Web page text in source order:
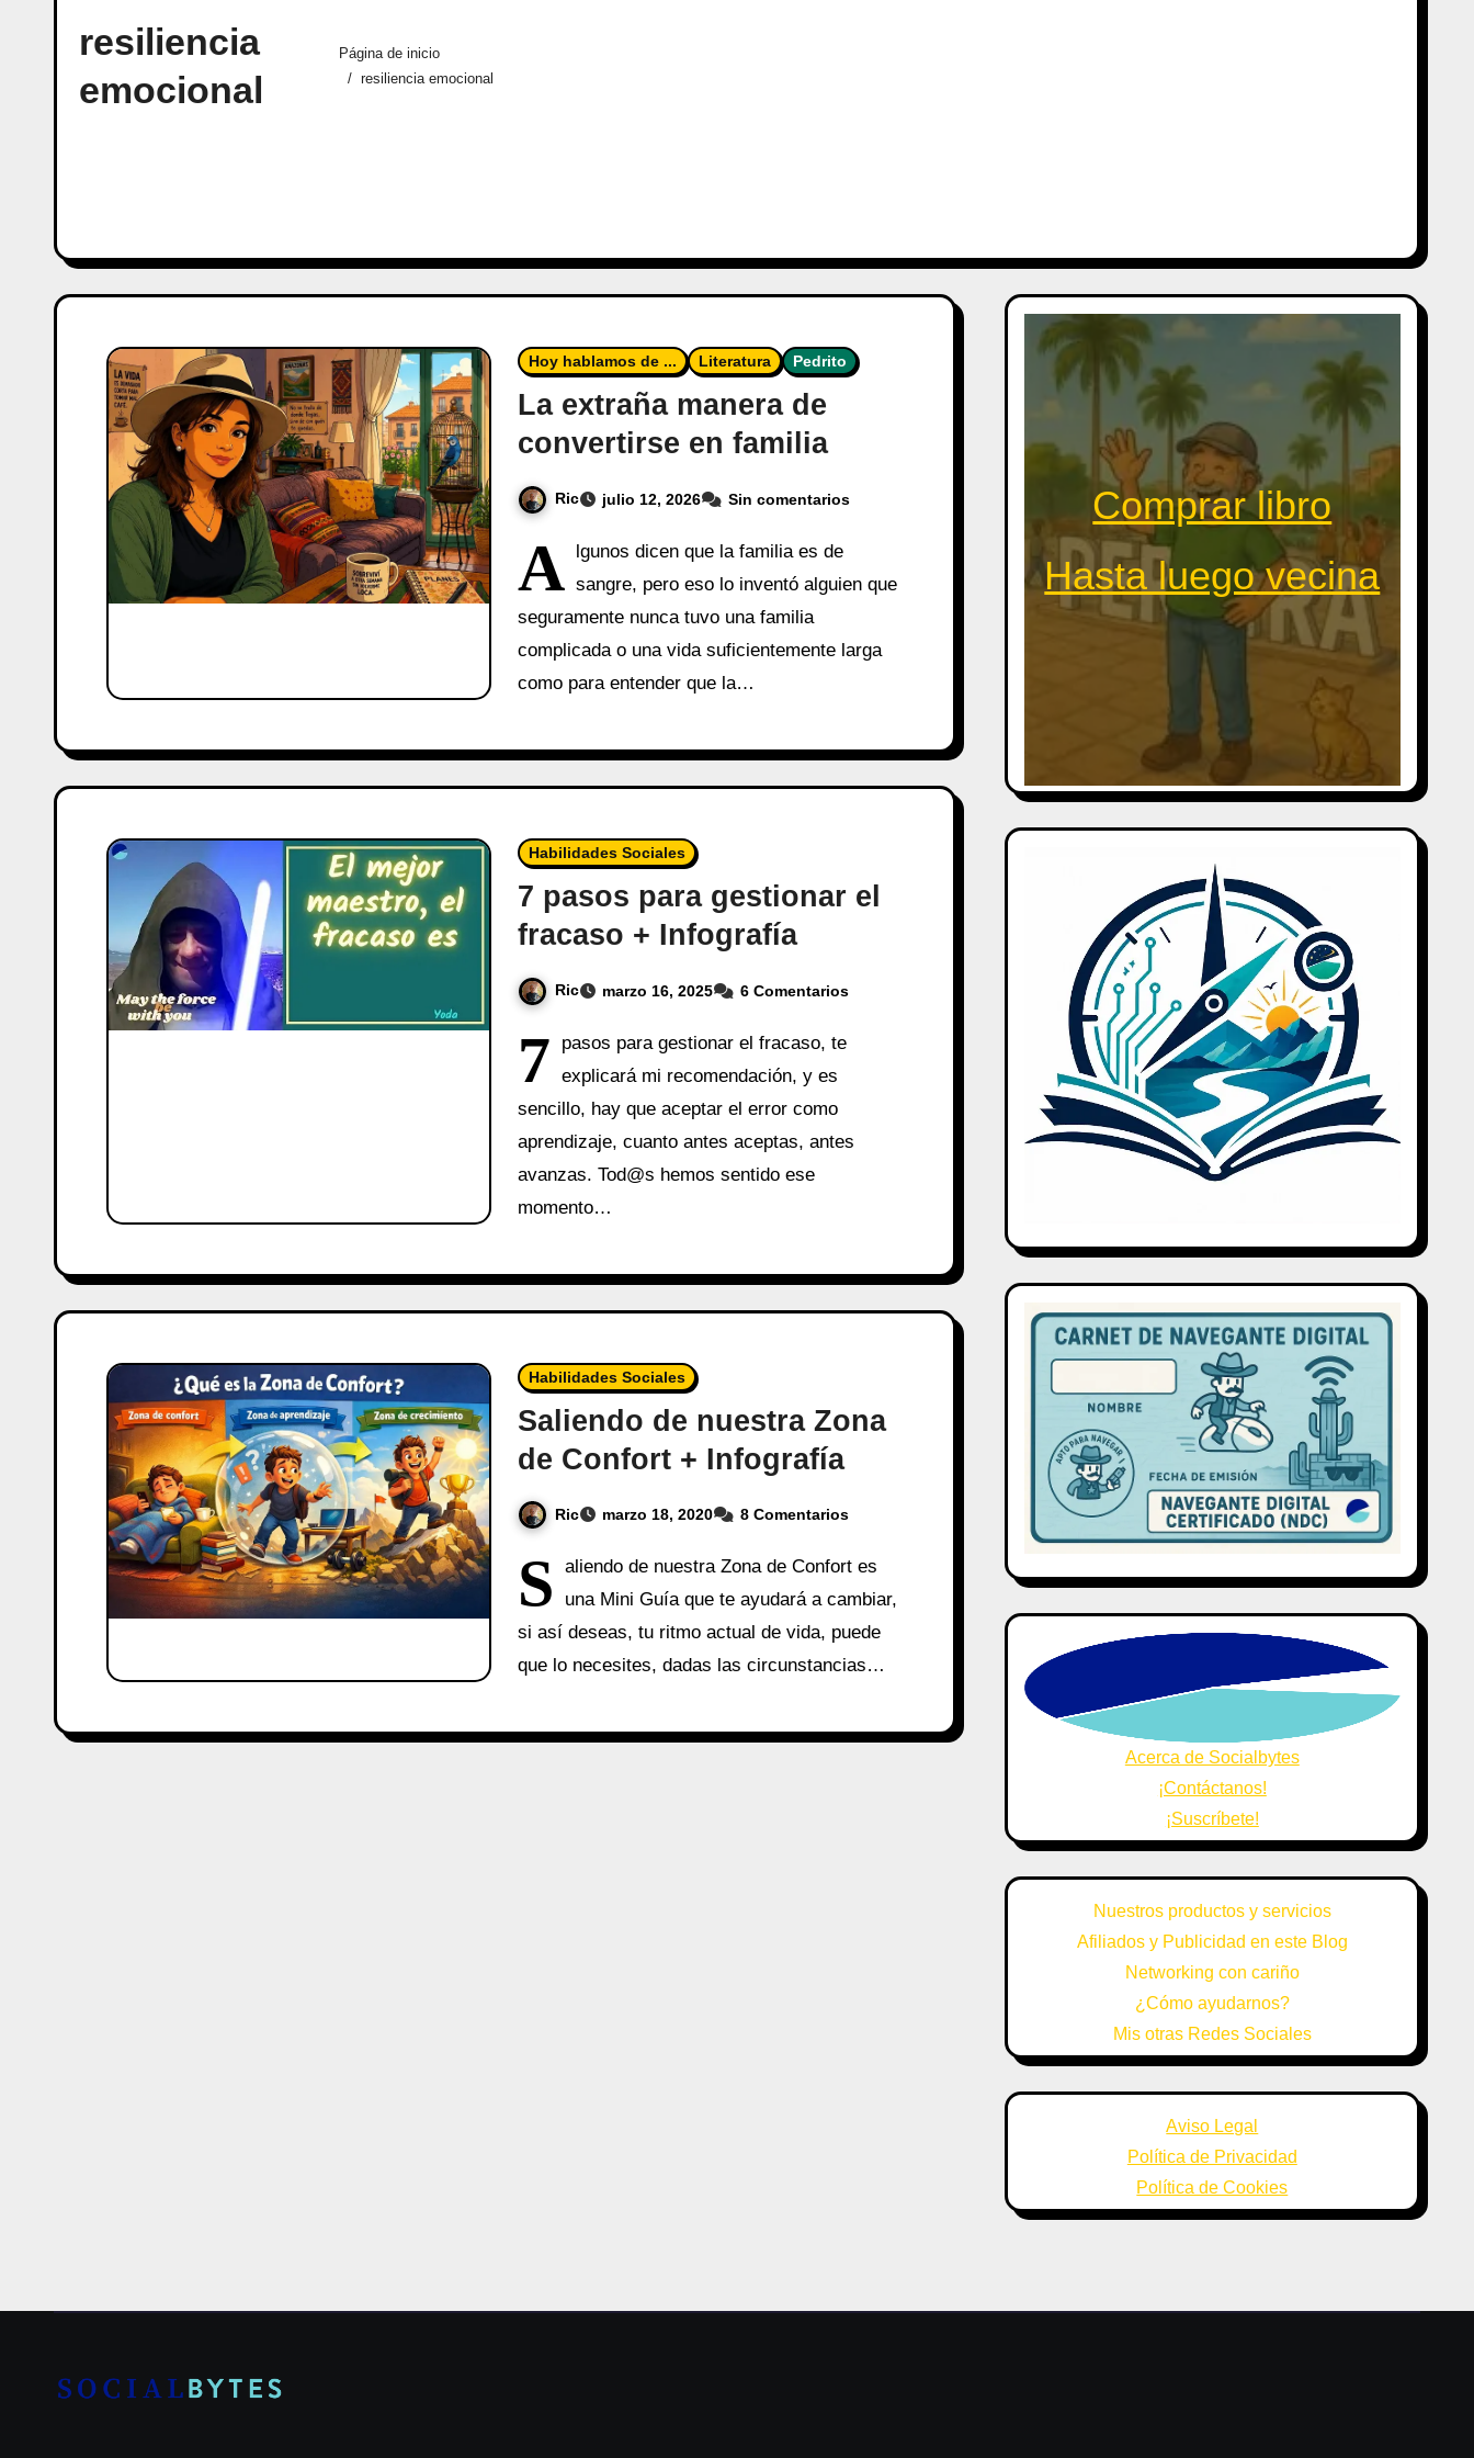
resiliencia
emocional
Página de inicio
resiliencia emocional
Hoy hablamos de ... Literatura Pedrito
La extraña manera de
convertirse en familia
Ric julio 12, 2026 Sin comentarios
A lgunos dicen que la familia es de
sangre, pero eso lo inventó alguien que
seguramente nunca tuvo una familia
complicada o una vida suficientemente larga
como para entender que la…
Habilidades Sociales
7 pasos para gestionar el
fracaso + Infografía
Ric marzo 16, 2025 6 Comentarios
7
pasos para gestionar el fracaso, te
explicará mi recomendación, y es
sencillo, hay que aceptar el error como
aprendizaje, cuanto antes aceptas, antes
avanzas. Tod@s hemos sentido ese
momento…
Habilidades Sociales
Saliendo de nuestra Zona
de Confort + Infografía
Ric marzo 18, 2020 8 Comentarios
S
aliendo de nuestra Zona de Confort es
una Mini Guía que te ayudará a cambiar,
si así deseas, tu ritmo actual de vida, puede
que lo necesites, dadas las circunstancias…
Comprar libro
Hasta luego vecina
Acerca de Socialbytes
¡Contáctanos!
¡Suscríbete!
Nuestros productos y servicios
Afiliados y Publicidad en este Blog
Networking con cariño
¿Cómo ayudarnos?
Mis otras Redes Sociales
Aviso Legal
Política de Privacidad
Política de Cookies